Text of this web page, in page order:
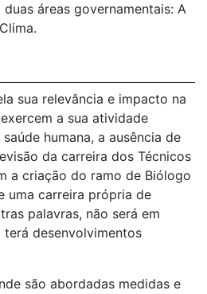
áreas governamentais: A
sua relevância e impacto na
a sua atividade
humana, a ausência de
da carreira dos Técnicos
a criação do ramo de Biólogo
uma carreira própria de
palavras, não será em
desenvolvimentos
são abordadas medidas e